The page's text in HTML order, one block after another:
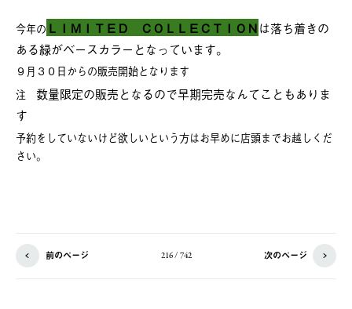
今年の ＬＩＭＩＴＥＤ ＣＯＬＬＥＣＴＩＯＮは落ち着きの
ある緑がベースカラーとなっています。
９月３０日からの販売開始となります
注 数量限定の販売となるので早期完売なんてこともありま
す
予約をしていないけど欲しいという方はお早めに店頭までお越しくだ
さい。
前のページ 216 / 742 次のページ